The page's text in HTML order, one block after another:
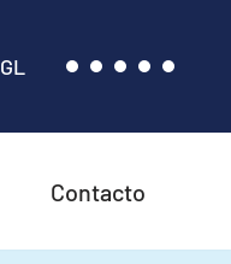
GL
Contacto